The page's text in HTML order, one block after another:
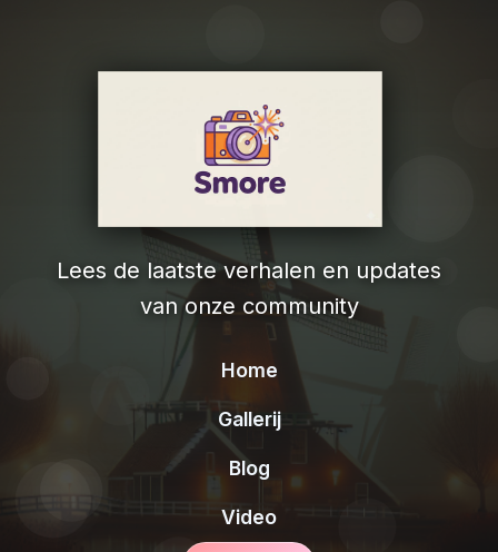
Lees de laatste verhalen en updates
van onze community
Home
Gallerij
Blog
Video